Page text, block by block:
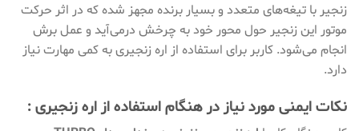
زنجیر با تیغه‌های متعدد و بسیار برنده مجهز شده که در اثر حرکت
موتور این زنجیر حول محور خود به چرخش درمی‌آید و عمل برش
انجام می‌شود. کاربر برای استفاده از اره‌ زنجیری به کمی مهارت نیاز
دارد.
نکات ایمنی مورد نیاز در هنگام استفاده از اره زنجیری :